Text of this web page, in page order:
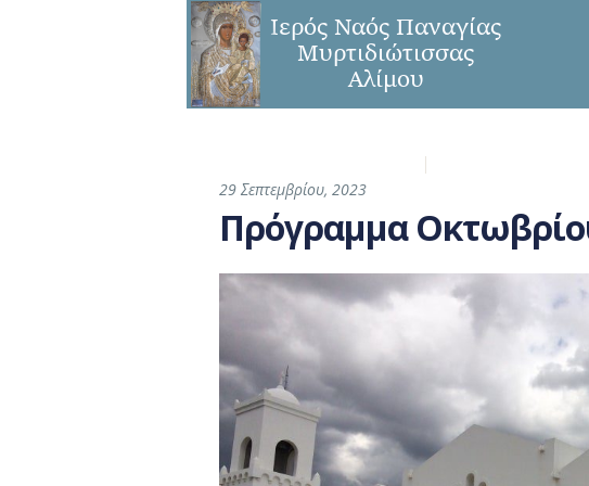
29 Σεπτεμβρίου, 2023
Πρόγραμμα